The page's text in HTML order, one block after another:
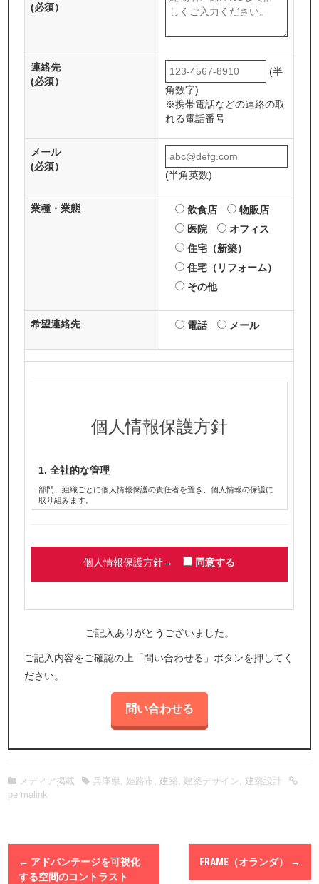
(必須）
連絡先
(必須）
(半
角数字)
※携帯電話などの連絡の取
れる電話番号
メール
(必須）
(半角英数)
業種・業態 飲食店
物販店
医院
オフィス
住宅（新築）
住宅（リフォーム）
その他
希望連絡先 電話 メール
個人情報保護方針
1. 全社的な管理
部門、組織ごとに個人情報保護の責任者を置き、個人情報の保護に
取り組みます。
3.不正利用の禁止
のみ利用いたします。正当な理由のある場合を除き、事前の同意な
4.外部委託先の選定および監督
個人情報の取り扱いを第三者に委託する場合、当社の責任において
適切な委託先を選定すると共に、委託先においても当社と同等の情
報の保護・管理がなされるべく必要かつ適切な監督を行います。
5.不正アクセスなどへの予防ならびに是正
るセキュリティの確保・向上に努めます。
6.情報主体の権利確保
は、ご本人確認の上、適切に対応させていただきます。
8.個人情報保護マネジメントシステムの継続的改善
個人情報保護マネジメントシステムを確立し、実施し、維持して改
善に努めます。
個人情報保護方針→ 同意する
ご記入ありがとうございました。
ご記入内容をご確認の上「問い合わせる」ボタンを押してく
ださい。
メディア掲載 兵庫県, 姫路市, 建築, 建築デザイン, 建築設計
permalink
← アドバンテージを可視化
する空間のコントラスト
FRAME（オランダ） →